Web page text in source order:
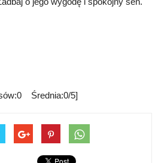
Średnia:0/5]